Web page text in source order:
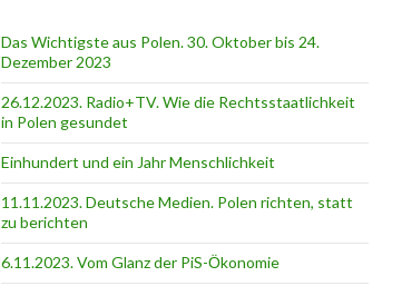
Das Wichtigste aus Polen. 30. Oktober bis 24.
Dezember 2023
26.12.2023. Radio+TV. Wie die Rechtsstaatlichkeit
in Polen gesundet
Einhundert und ein Jahr Menschlichkeit
11.11.2023. Deutsche Medien. Polen richten, statt
zu berichten
6.11.2023. Vom Glanz der PiS-Ӧkonomie